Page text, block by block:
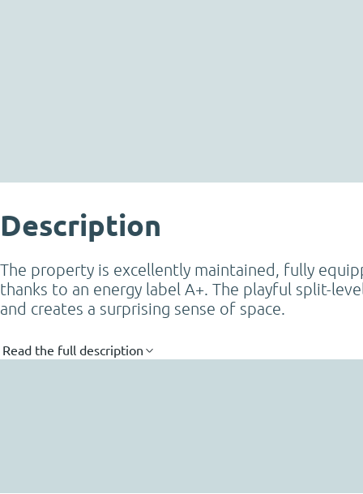
Description
The property is excellently maintained, fully
thanks to an energy label A+. The playful split-
and creates a surprising sense of space.
Read the full description